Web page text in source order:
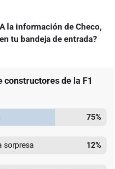
la información de Checo,
tu bandeja de entrada?
constructores de la F1
75%
sorpresa 12%